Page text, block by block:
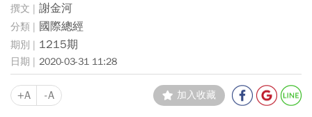
謝金河
國際總經
1215期
2020-03-31 11:28
+A -A 加入收藏